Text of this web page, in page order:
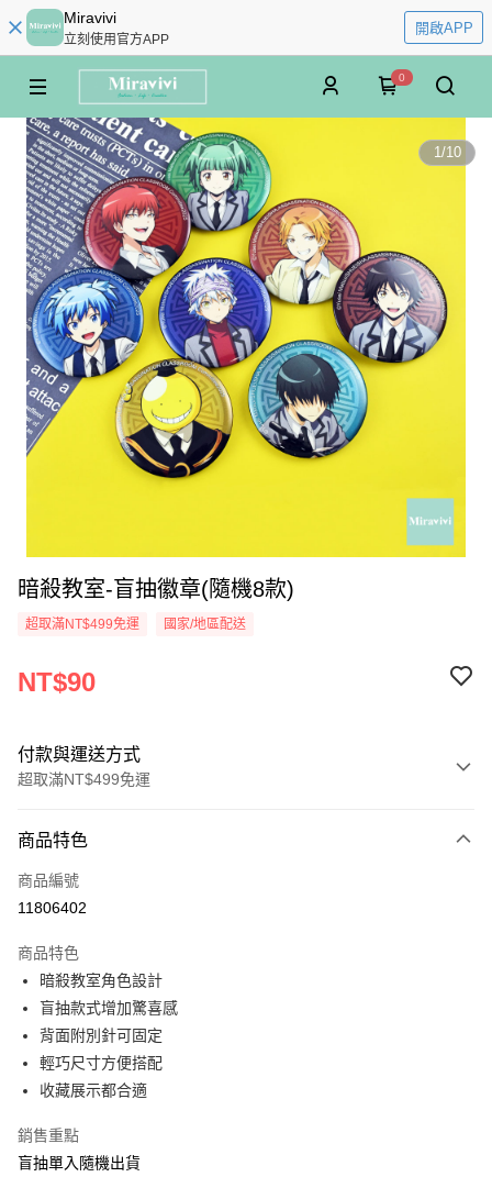
Miravivi
立刻使用官方APP
開啟APP
0
1/10
暗殺教室-盲抽徽章(隨機8款)
超取滿NT$499免運 國家/地區配送
NT$90
付款與運送方式
超取滿NT$499免運
信用卡一次付款
超商取貨付款
Apple Pay
街口支付
悠遊付
AFTEE先享後付
相關說明
AFTEE先享後付是「在收到商品之後才付款」的支付方式。 讓您購物簡單
ATM付款
商品特色
商品編號
11806402
商品特色
暗殺教室角色設計
盲抽款式增加驚喜感
背面附別針可固定
輕巧尺寸方便搭配
收藏展示都合適
銷售重點
盲抽單入隨機出貨